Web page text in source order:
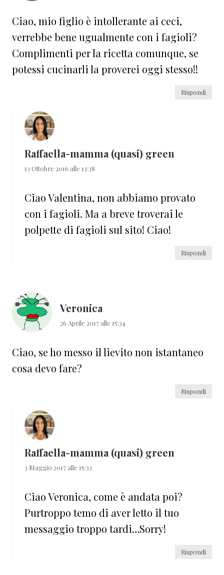
Ciao, mio figlio è intollerante ai ceci,
verrebbe bene ugualmente con i fagioli?
Complimenti per la ricetta comunque, se
potessi cucinarli la proverei oggi stesso!!
Rispondi
Raffaella-mamma (quasi) green
13 Ottobre 2016 alle 13:38
Ciao Valentina, non abbiamo provato
con i fagioli. Ma a breve troverai le
polpette di fagioli sul sito! Ciao!
Rispondi
Veronica
26 Aprile 2017 alle 15:34
Ciao, se ho messo il lievito non istantaneo
cosa devo fare?
Rispondi
Raffaella-mamma (quasi) green
3 Maggio 2017 alle 15:33
Ciao Veronica, come è andata poi?
Purtroppo temo di aver letto il tuo
messaggio troppo tardi…Sorry!
Rispondi